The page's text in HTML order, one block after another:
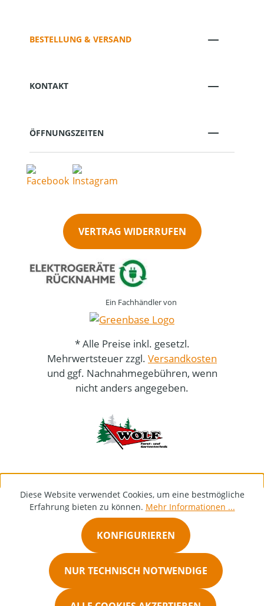
BESTELLUNG & VERSAND
KONTAKT
ÖFFNUNGSZEITEN
VERTRAG WIDERRUFEN
Ein Fachhändler von
* Alle Preise inkl. gesetzl.
Mehrwertsteuer zzgl. Versandkosten
und ggf. Nachnahmegebühren, wenn
nicht anders angegeben.
Diese Website verwendet Cookies, um eine bestmögliche
Erfahrung bieten zu können. Mehr Informationen ...
NUR TECHNISCH NOTWENDIGE
KONFIGURIEREN